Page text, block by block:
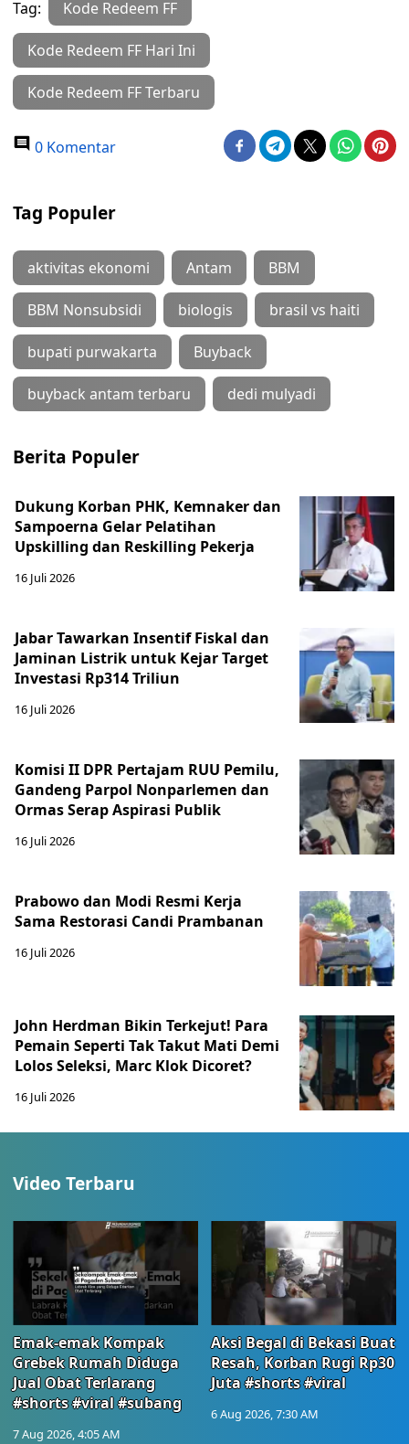
Tag: Kode Redeem FF
Kode Redeem FF Hari Ini
Kode Redeem FF Terbaru
0 Komentar
Tag Populer
aktivitas ekonomi Antam BBM
BBM Nonsubsidi biologis brasil vs haiti
bupati purwakarta Buyback
buyback antam terbaru dedi mulyadi
Berita Populer
Dukung Korban PHK, Kemnaker dan
Sampoerna Gelar Pelatihan
Upskilling dan Reskilling Pekerja
16 Juli 2026
Jabar Tawarkan Insentif Fiskal dan
Jaminan Listrik untuk Kejar Target
Investasi Rp314 Triliun
16 Juli 2026
Komisi II DPR Pertajam RUU Pemilu,
Gandeng Parpol Nonparlemen dan
Ormas Serap Aspirasi Publik
16 Juli 2026
Prabowo dan Modi Resmi Kerja
Sama Restorasi Candi Prambanan
16 Juli 2026
John Herdman Bikin Terkejut! Para
Pemain Seperti Tak Takut Mati Demi
Lolos Seleksi, Marc Klok Dicoret?
16 Juli 2026
Video Terbaru
Emak-emak Kompak
Grebek Rumah Diduga
Jual Obat Terlarang
#shorts #viral #subang
7 Aug 2026, 4:05 AM
Aksi Begal di Bekasi Buat
Resah, Korban Rugi Rp30
Juta #shorts #viral
6 Aug 2026, 7:30 AM